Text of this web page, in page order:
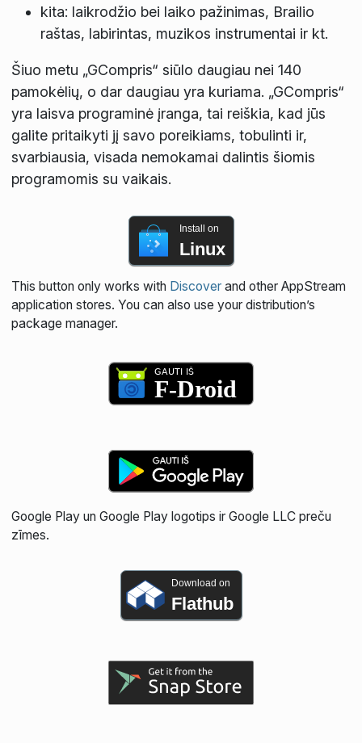
kita: laikrodžio bei laiko pažinimas, Brailio
raštas, labirintas, muzikos instrumentai ir kt.
Šiuo metu „GCompris“ siūlo daugiau nei 140
pamokėlių, o dar daugiau yra kuriama. „GCompris“
yra laisva programinė įranga, tai reiškia, kad jūs
galite pritaikyti jį savo poreikiams, tobulinti ir,
svarbiausia, visada nemokamai dalintis šiomis
programomis su vaikais.
Install on
Linux
This button only works with Discoverand other AppStream
application stores. You can also use your distribution’s
package manager.
Google Play un Google Play logotips ir Google LLC preču
zīmes.
Download on
Flathub